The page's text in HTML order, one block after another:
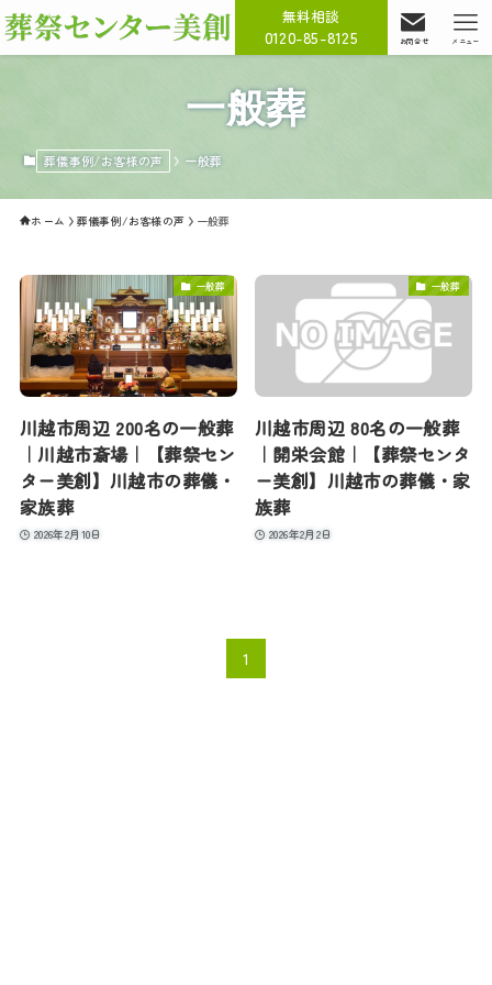
無料相談
0120-85-8125 お問合せ メニュー
一般葬
葬儀事例/お客様の声 一般葬
ホーム 葬儀事例/お客様の声 一般葬
一般葬
川越市周辺 200名の一般葬
｜川越市斎場｜【葬祭セン
ター美創】川越市の葬儀・
家族葬
2026年2月10日
一般葬
川越市周辺 80名の一般葬
｜開栄会館｜【葬祭センタ
ー美創】川越市の葬儀・家
族葬
2026年2月2日
1